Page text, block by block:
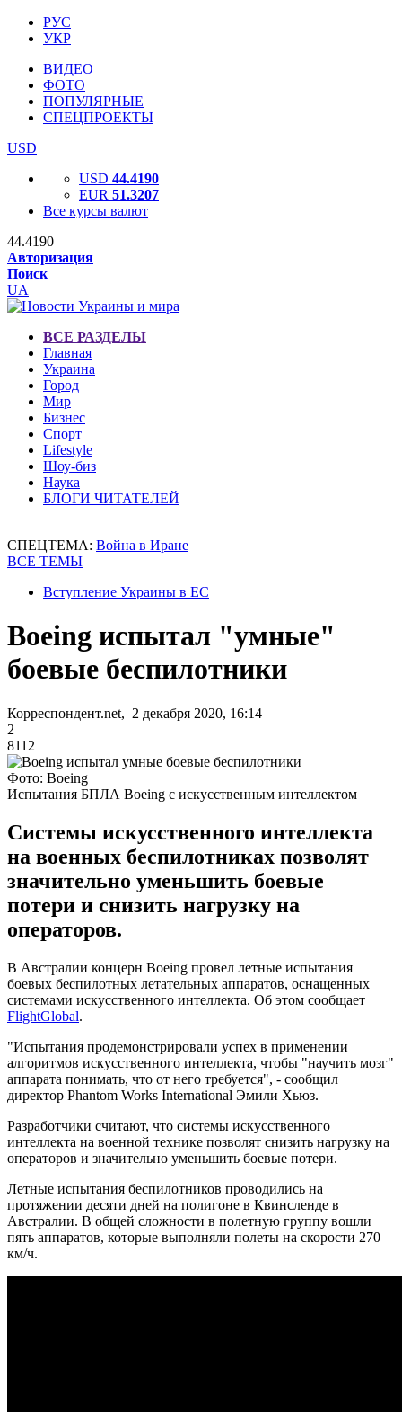
РУС
УКР
ВИДЕО
ФОТО
ПОПУЛЯРНЫЕ
СПЕЦПРОЕКТЫ
USD
USD 44.4190
EUR 51.3207
Все курсы валют
44.4190
Авторизация
Поиск
UA
ВСЕ РАЗДЕЛЫ
Главная
Украина
Город
Мир
Бизнес
Спорт
Lifestyle
Шоу-биз
Наука
БЛОГИ ЧИТАТЕЛЕЙ
СПЕЦТЕМА: Война в Иране
ВСЕ ТЕМЫ
Вступление Украины в ЕС
Boeing испытал "умные"
боевые беспилотники
Корреспондент.net, 2 декабря 2020, 16:14
2
8112
Фото: Boeing
Испытания БПЛА Boeing с искусственным интеллектом
Системы искусственного интеллекта
на военных беспилотниках позволят
значительно уменьшить боевые
потери и снизить нагрузку на
операторов.
В Австралии концерн Boeing провел летные испытания
боевых беспилотных летательных аппаратов, оснащенных
системами искусственного интеллекта. Об этом сообщает
FlightGlobal.
"Испытания продемонстрировали успех в применении
алгоритмов искусственного интеллекта, чтобы "научить мозг"
аппарата понимать, что от него требуется", - сообщил
директор Phantom Works International Эмили Хьюз.
Разработчики считают, что системы искусственного
интеллекта на военной технике позволят снизить нагрузку на
операторов и значительно уменьшить боевые потери.
Летные испытания беспилотников проводились на
протяжении десяти дней на полигоне в Квинсленде в
Австралии. В общей сложности в полетную группу вошли
пять аппаратов, которые выполняли полеты на скорости 270
км/ч.